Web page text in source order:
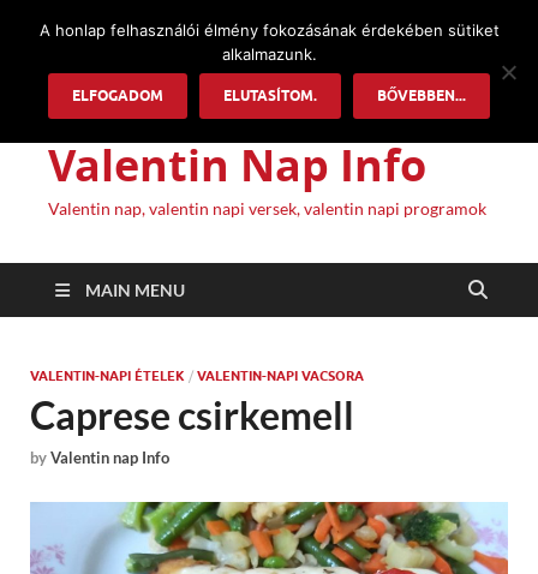
Valentin Nap Info
Valentin nap, valentin napi versek, valentin napi programok
MAIN MENU
VALENTIN-NAPI ÉTELEK / VALENTIN-NAPI VACSORA
Caprese csirkemell
byValentin nap Info
A honlap felhasználói élmény fokozásának érdekében sütiket
alkalmazunk.
ELFOGADOM ELUTASÍTOM. BŐVEBBEN...